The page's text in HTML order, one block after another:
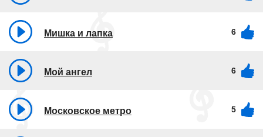
Мишка и лапка 6
Мой ангел 6
Московское метро 5